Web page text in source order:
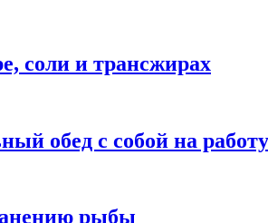
соли и трансжирах
обед с собой на работу
рыбы